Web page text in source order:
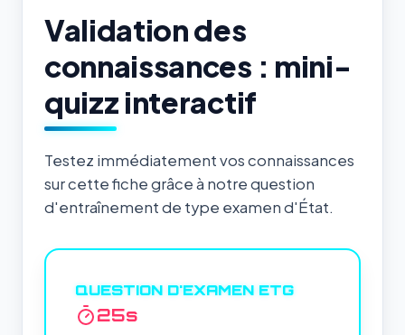
Validation des
connaissances : mini-
quizz interactif
Testez immédiatement vos connaissances
sur cette fiche grâce à notre question
d'entraînement de type examen d'État.
QUESTION D'EXAMEN ETG
24s